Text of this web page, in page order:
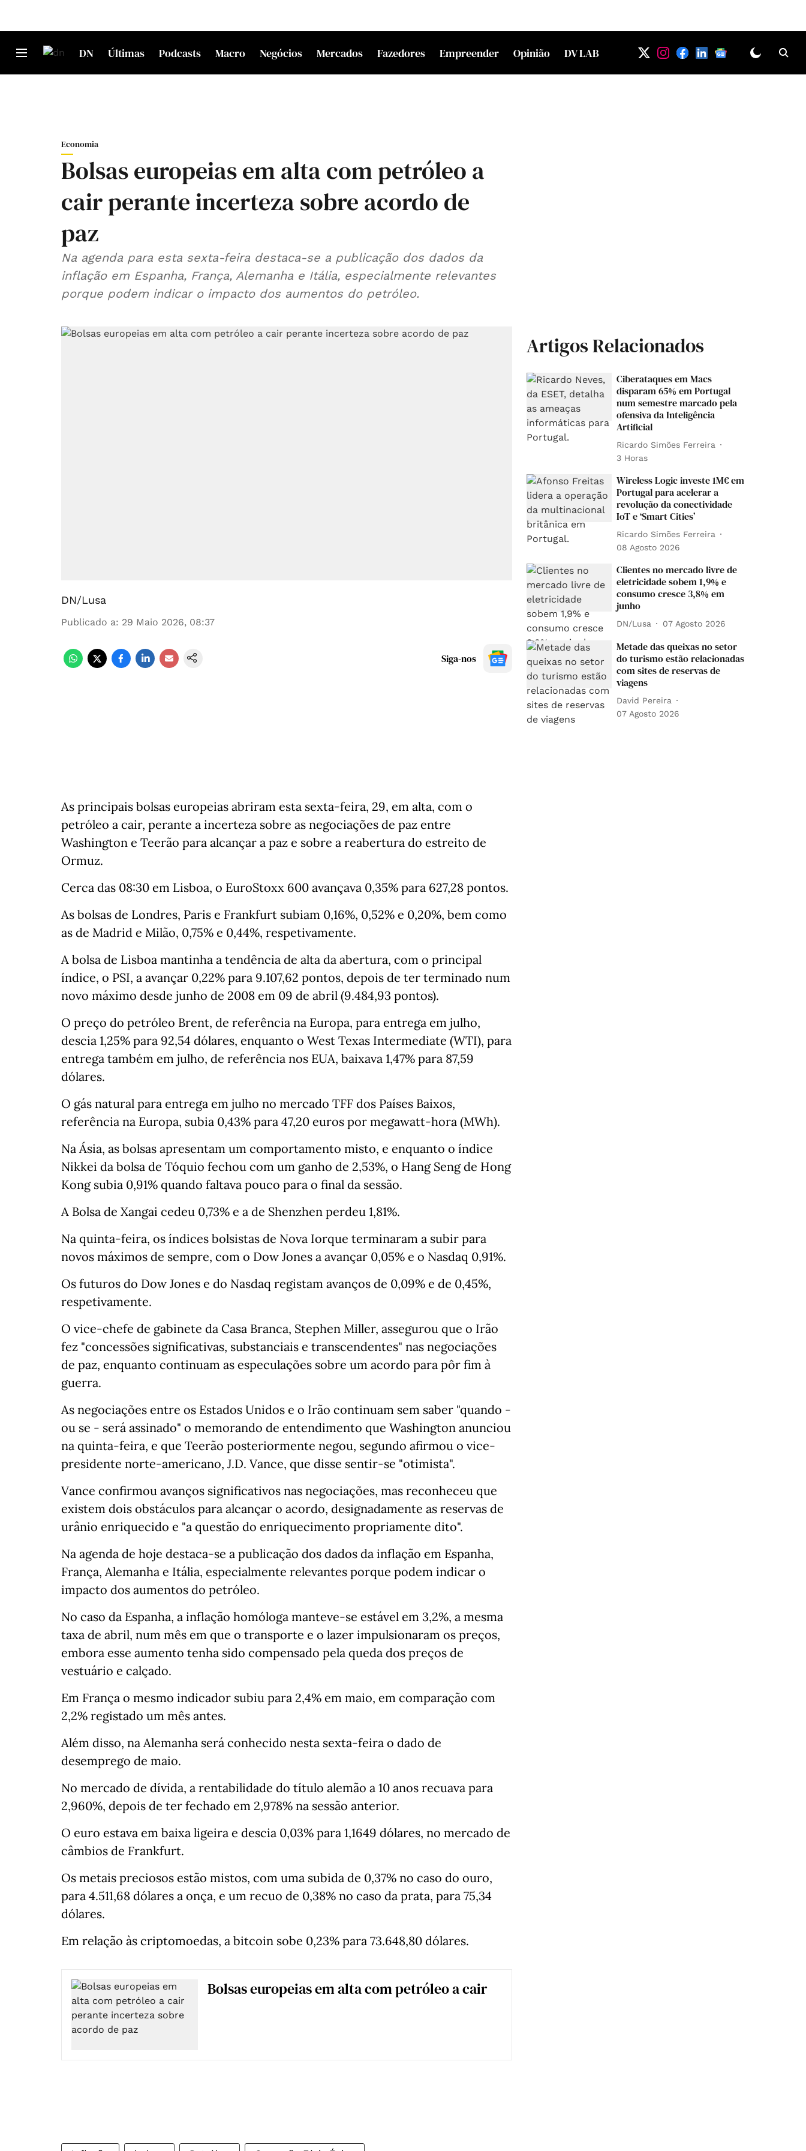
DN Últimas Podcasts Macro Negócios Mercados Fazedores Empreender Opinião DV LAB
Economia
Bolsas europeias em alta com petróleo a
cair perante incerteza sobre acordo de
paz
Na agenda para esta sexta-feira destaca-se a publicação dos dados da
inflação em Espanha, França, Alemanha e Itália, especialmente relevantes
porque podem indicar o impacto dos aumentos do petróleo.
DN/Lusa
Publicado a: 29 Maio 2026, 08:37
Siga-nos
As principais bolsas europeias abriram esta sexta-feira, 29, em alta, com o
petróleo a cair, perante a incerteza sobre as negociações de paz entre
Washington e Teerão para alcançar a paz e sobre a reabertura do estreito de
Ormuz.
Cerca das 08:30 em Lisboa, o EuroStoxx 600 avançava 0,35% para 627,28 pontos.
As bolsas de Londres, Paris e Frankfurt subiam 0,16%, 0,52% e 0,20%, bem como
as de Madrid e Milão, 0,75% e 0,44%, respetivamente.
A bolsa de Lisboa mantinha a tendência de alta da abertura, com o principal
índice, o PSI, a avançar 0,22% para 9.107,62 pontos, depois de ter terminado num
novo máximo desde junho de 2008 em 09 de abril (9.484,93 pontos).
O preço do petróleo Brent, de referência na Europa, para entrega em julho,
descia 1,25% para 92,54 dólares, enquanto o West Texas Intermediate (WTI), para
entrega também em julho, de referência nos EUA, baixava 1,47% para 87,59
dólares.
O gás natural para entrega em julho no mercado TFF dos Países Baixos,
referência na Europa, subia 0,43% para 47,20 euros por megawatt-hora (MWh).
Na Ásia, as bolsas apresentam um comportamento misto, e enquanto o índice
Nikkei da bolsa de Tóquio fechou com um ganho de 2,53%, o Hang Seng de Hong
Kong subia 0,91% quando faltava pouco para o final da sessão.
A Bolsa de Xangai cedeu 0,73% e a de Shenzhen perdeu 1,81%.
Na quinta-feira, os índices bolsistas de Nova Iorque terminaram a subir para
novos máximos de sempre, com o Dow Jones a avançar 0,05% e o Nasdaq 0,91%.
Os futuros do Dow Jones e do Nasdaq registam avanços de 0,09% e de 0,45%,
respetivamente.
O vice-chefe de gabinete da Casa Branca, Stephen Miller, assegurou que o Irão
fez "concessões significativas, substanciais e transcendentes" nas negociações
de paz, enquanto continuam as especulações sobre um acordo para pôr fim à
guerra.
As negociações entre os Estados Unidos e o Irão continuam sem saber "quando -
ou se - será assinado" o memorando de entendimento que Washington anunciou
na quinta-feira, e que Teerão posteriormente negou, segundo afirmou o vice-
presidente norte-americano, J.D. Vance, que disse sentir-se "otimista".
Vance confirmou avanços significativos nas negociações, mas reconheceu que
existem dois obstáculos para alcançar o acordo, designadamente as reservas de
urânio enriquecido e "a questão do enriquecimento propriamente dito".
Na agenda de hoje destaca-se a publicação dos dados da inflação em Espanha,
França, Alemanha e Itália, especialmente relevantes porque podem indicar o
impacto dos aumentos do petróleo.
No caso da Espanha, a inflação homóloga manteve-se estável em 3,2%, a mesma
taxa de abril, num mês em que o transporte e o lazer impulsionaram os preços,
embora esse aumento tenha sido compensado pela queda dos preços de
vestuário e calçado.
Em França o mesmo indicador subiu para 2,4% em maio, em comparação com
2,2% registado um mês antes.
Além disso, na Alemanha será conhecido nesta sexta-feira o dado de
desemprego de maio.
No mercado de dívida, a rentabilidade do título alemão a 10 anos recuava para
2,960%, depois de ter fechado em 2,978% na sessão anterior.
O euro estava em baixa ligeira e descia 0,03% para 1,1649 dólares, no mercado de
câmbios de Frankfurt.
Os metais preciosos estão mistos, com uma subida de 0,37% no caso do ouro,
para 4.511,68 dólares a onça, e um recuo de 0,38% no caso da prata, para 75,34
dólares.
Em relação às criptomoedas, a bitcoin sobe 0,23% para 73.648,80 dólares.
Bolsas europeias em alta com petróleo a cair
Artigos Relacionados
Ciberataques em Macs
disparam 65% em Portugal
num semestre marcado pela
ofensiva da Inteligência
Artificial
Ricardo Simões Ferreira
3 Horas
Wireless Logic investe 1M€ em
Portugal para acelerar a
revolução da conectividade
IoT e ‘Smart Cities’
Ricardo Simões Ferreira
08 Agosto 2026
Clientes no mercado livre de
eletricidade sobem 1,9% e
consumo cresce 3,8% em
junho
DN/Lusa 07 Agosto 2026
Metade das queixas no setor
do turismo estão relacionadas
com sites de reservas de
viagens
David Pereira
07 Agosto 2026